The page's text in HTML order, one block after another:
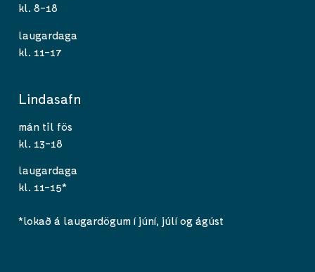
kl. 8-18
laugardaga
kl. 11-17
Lindasafn
mán til fös
kl. 13-18
laugardaga
kl. 11-15*
*lokað á laugardögum í júní, júlí og ágúst